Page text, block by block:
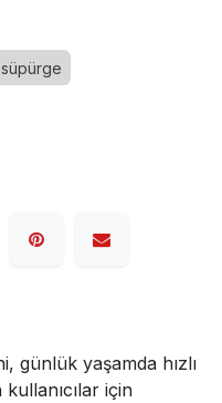
süpürge
günlük yaşamda hızlı
için